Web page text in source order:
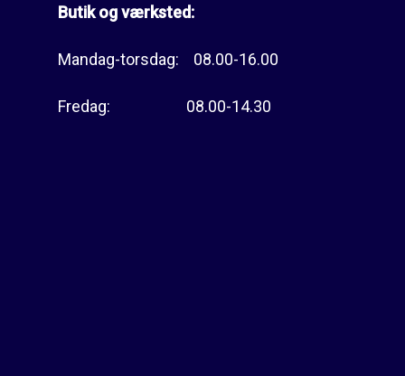
Butik og værksted:
Mandag-torsdag: 08.00-16.00
Fredag: 08.00-14.30